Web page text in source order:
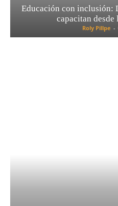
Educación con inclusión:
capacitan
Roly Pillpe -